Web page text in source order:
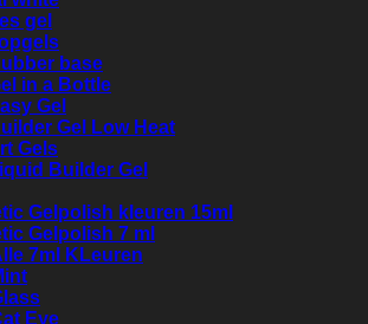
gel
base
in a Bottle
Gel
Gel Low Heat
Gels
Builder Gel
Gelpolish kleuren 15ml
Gelpolish 7 ml
7ml KLeuren
Eye